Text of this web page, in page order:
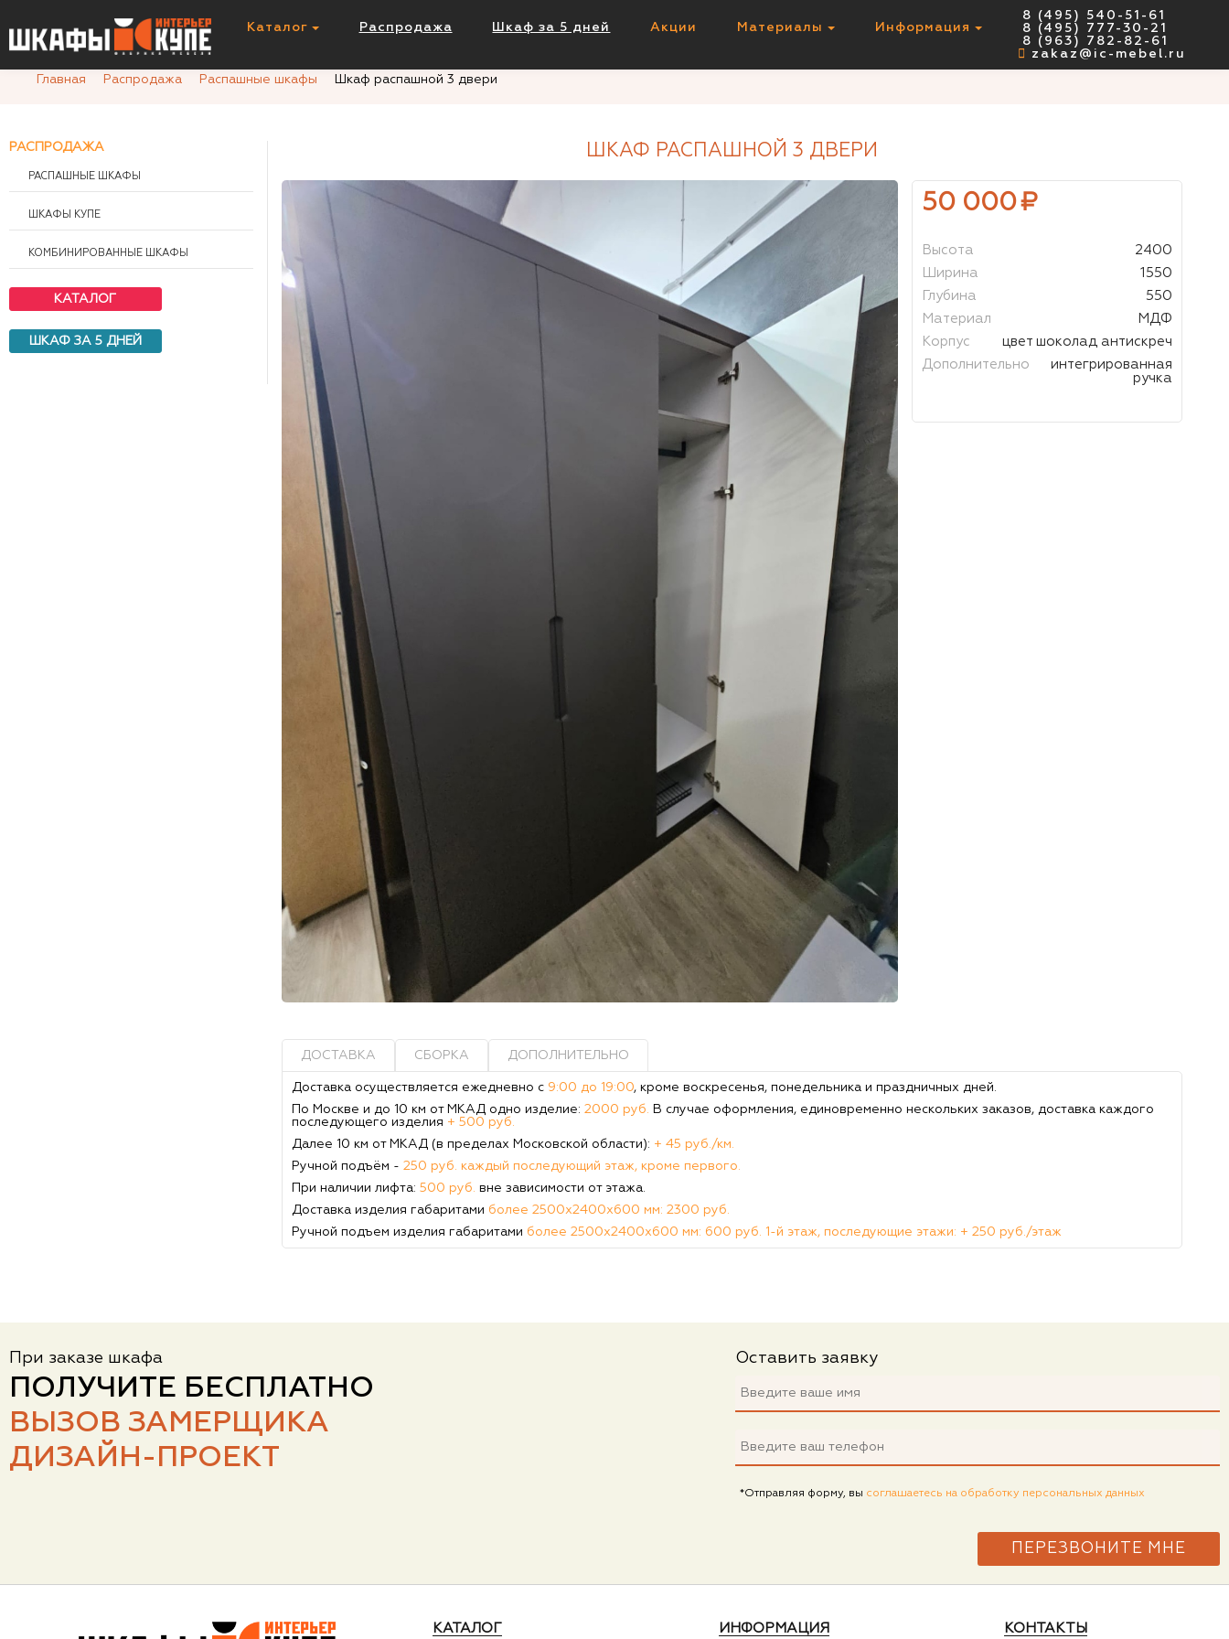
Каталог Распродажа Шкаф за 5 дней Акции Материалы Информация
8 (495) 540-51-61
8 (495) 777-30-21
8 (963) 782-82-61
zakaz@ic-mebel.ru
Главная
Распродажа Распашные шкафы Шкаф распашной 3 двери
ШКАФ РАСПАШНОЙ 3 ДВЕРИ
50 000₽
Высота
2400
Ширина
1550
Глубина
550
Материал
МДФ
Корпус
цвет шоколад антискреч
Дополнительно
интегрированная
ручка
ДОСТАВКА СБОРКА ДОПОЛНИТЕЛЬНО
Доставка осуществляется ежедневно с 9:00 до 19:00, кроме воскресенья, понедельника и праздничных дней.
По Москве и до 10 км от МКАД одно изделие: 2000 руб. В случае оформления, единовременно нескольких заказов, доставка каждого
последующего изделия + 500 руб.
Далее 10 км от МКАД (в пределах Московской области): + 45 руб./км.
Ручной подъём - 250 руб. каждый последующий этаж, кроме первого.
При наличии лифта: 500 руб. вне зависимости от этажа.
Доставка изделия габаритами более 2500х2400х600 мм: 2300 руб.
Ручной подъем изделия габаритами более 2500х2400х600 мм: 600 руб. 1-й этаж, последующие этажи: + 250 руб./этаж
Шкаф распашной 3 двери
РАСПРОДАЖА
РАСПАШНЫЕ ШКАФЫ
ШКАФЫ КУПЕ
КОМБИНИРОВАННЫЕ ШКАФЫ
КАТАЛОГ
ШКАФ ЗА 5 ДНЕЙ
При заказе шкафа
ПОЛУЧИТЕ БЕСПЛАТНО
ВЫЗОВ ЗАМЕРЩИКА
ДИЗАЙН-ПРОЕКТ
Оставить заявку
*Отправляя форму, вы соглашаетесь на обработку персональных данных
КАТАЛОГ ИНФОРМАЦИЯ КОНТАКТЫ